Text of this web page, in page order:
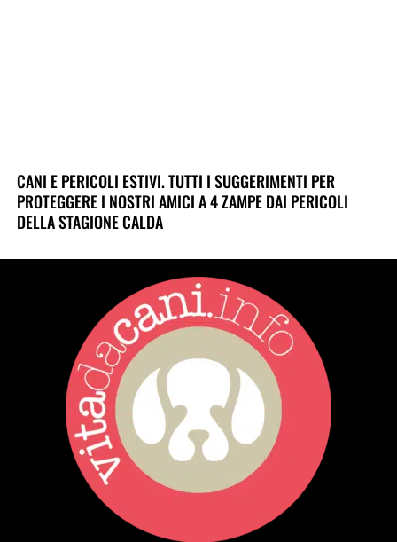
CANI E PERICOLI ESTIVI. TUTTI I SUGGERIMENTI PER
PROTEGGERE I NOSTRI AMICI A 4 ZAMPE DAI PERICOLI
DELLA STAGIONE CALDA